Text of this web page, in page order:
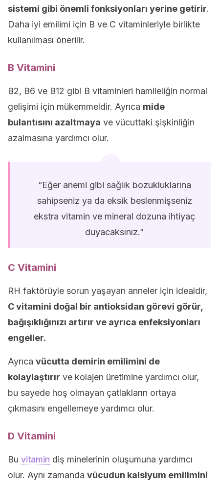
sistemi gibi önemli fonksiyonları yerine getirir.
Daha iyi emilimi için B ve C vitaminleriyle birlikte
kullanılması önerilir.
B Vitamini
B2, B6 ve B12 gibi B vitaminleri hamileliğin normal
gelişimi için mükemmeldir. Ayrıca mide
bulantısını azaltmaya ve vücuttaki şişkinliğin
azalmasına yardımcı olur.
“Eğer anemi gibi sağlık bozukluklarına
sahipseniz ya da eksik beslenmişseniz
ekstra vitamin ve mineral dozuna ihtiyaç
duyacaksınız.”
C Vitamini
RH faktörüyle sorun yaşayan anneler için idealdir,
C vitamini doğal bir antioksidan görevi görür,
bağışıklığınızı artırır ve ayrıca enfeksiyonları
engeller.
Ayrıca vücutta demirin emilimini de
kolaylaştırır ve kolajen üretimine yardımcı olur,
bu sayede hoş olmayan çatlakların ortaya
çıkmasını engellemeye yardımcı olur.
D Vitamini
Bu vitamin diş minelerinin oluşumuna yardımcı
olur. Aynı zamanda vücudun kalsiyum emilimini